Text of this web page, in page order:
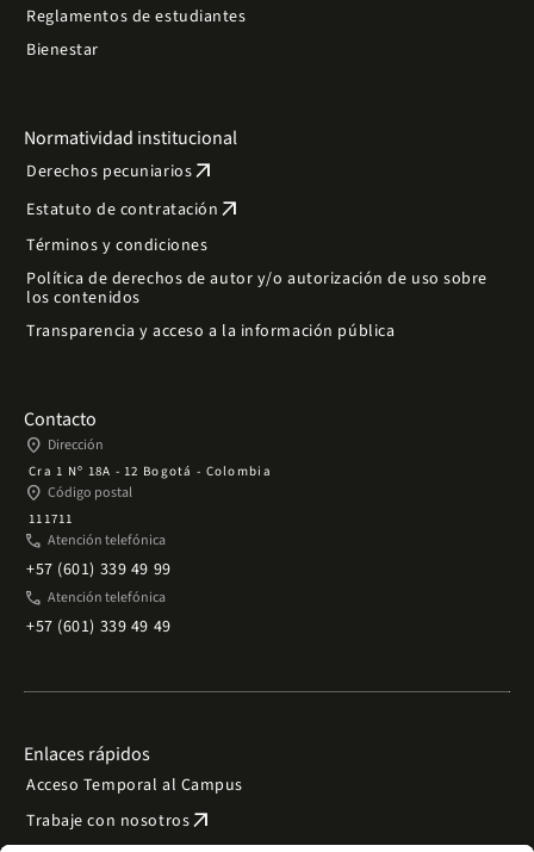
Reglamentos de estudiantes
Bienestar
Normatividad institucional
Derechos pecuniariosarrow_outward
Estatuto de contratación arrow_outward
Términos y condiciones
Política de derechos de autor y/o autorización de uso sobre
los contenidos
Transparencia y acceso a la información pública
Contacto
place Dirección
Cra 1 Nº 18A - 12 Bogotá - Colombia
place Código postal
111711
phone Atención telefónica
+57 (601) 339 49 99
phone Atención telefónica
+57 (601) 339 49 49
Enlaces rápidos
Acceso Temporal al Campus
Trabaje con nosotrosarrow_outward